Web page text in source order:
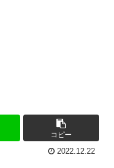
コピー
2022.12.22